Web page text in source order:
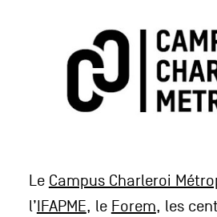
Le Campus Charleroi
l’IFAPME, le Forem, les